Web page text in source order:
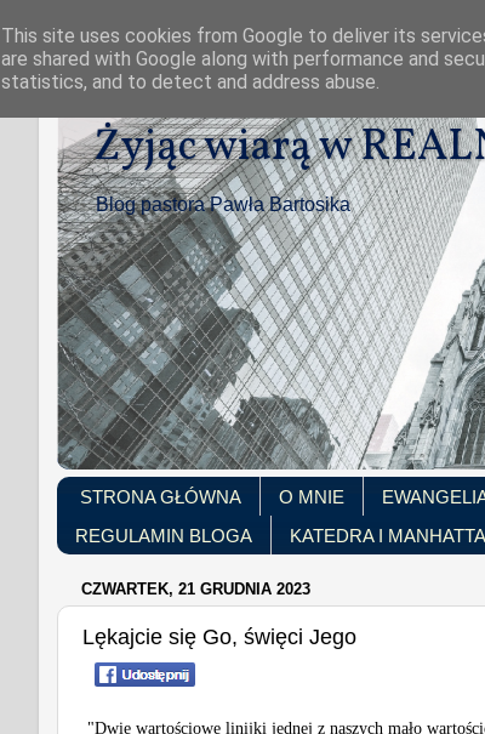
Żyjąc wiarą w
Blog pastora Pawła Bartosika
STRONA GŁÓWNA O MNIE
REGULAMIN BLOGA
KATEDRA I
CZWARTEK, 21 GRUDNIA 2023
Lękajcie się Go, święci Jego
"Dwie wartościowe linijki jednej z naszych mało
This site uses cookies from Google to deliver its
are shared with Google along with performance and
statistics, and to detect and address abuse.